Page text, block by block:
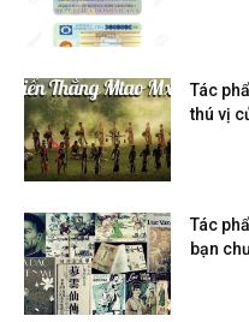
Tác
thú vị
Tác
bạn